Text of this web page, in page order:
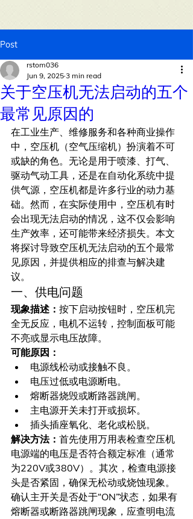
Post
关于空压机无法启动的五个
最常见原因的
rstom036
Jun 9, 2025 3 min read
在工业生产、维修服务和各种商业操作
中，空压机（空气压缩机）扮演着不可
或缺的角色。无论是用于喷漆、打气、
驱动气动工具，还是在自动化系统中提
供气源，空压机都是许多行业的动力基
础。然而，在实际使用中，空压机有时
会出现无法启动的情况，这不仅会影响
生产效率，还可能带来经济损失。本文
将探讨导致空压机无法启动的五个最常
见原因，并提供相应的排查与解决建
议。
一、供电问题
现象描述： 按下启动按钮时，空压机完
全无反应，电机不运转，控制面板可能
不亮或显示电压故障。
可能原因：
电源线松动或接触不良。
电压过低或电源断电。
熔断器烧毁或断路器跳闸。
主电源开关未打开或损坏。
插头插座氧化、老化或松脱。
解决方法： 首先使用万用表检查空压机
电源端的电压是否符合额定标准（通常
为220V或380V）。其次，检查电源接
头是否紧固，确保无松动或烧蚀现象。
确认主开关是否处于“ON”状态，如果有
熔断器或断路器跳闸现象，应查明电流